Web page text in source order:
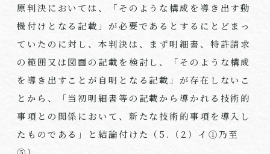
原判決においては、「そのような構成を導き出す動
機付けとなる記載」が必要であるとするにとどまっ
ていたのに対し、本判決は、まず明細書、特許請求
の範囲又は図面の記載を検討し、「そのような構成
を導き出すことが自明となる記載」が存在しないこ
とから、「当初明細書等の記載から導かれる技術的
事項との関係において、新たな技術的事項を導入し
たものである」と結論付けた（ 5. （ 2 ）イ①乃至